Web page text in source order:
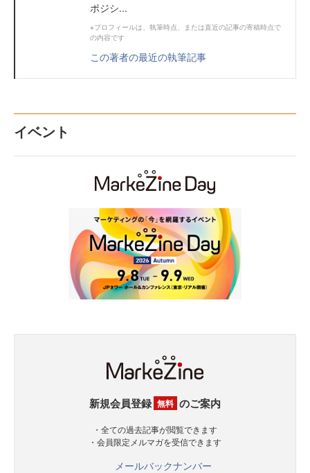
ポジシ...
※プロフィールは、執筆時点、または直近の記事の寄稿時点で
の内容です
この著者の最近の執筆記事
イベント
新規会員登録 無料 のご案内
・全ての過去記事が閲覧できます
・会員限定メルマガを受信できます
メールバックナンバー